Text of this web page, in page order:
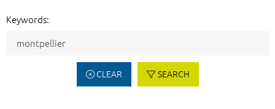
Keywords:
CLEAR SEARCH